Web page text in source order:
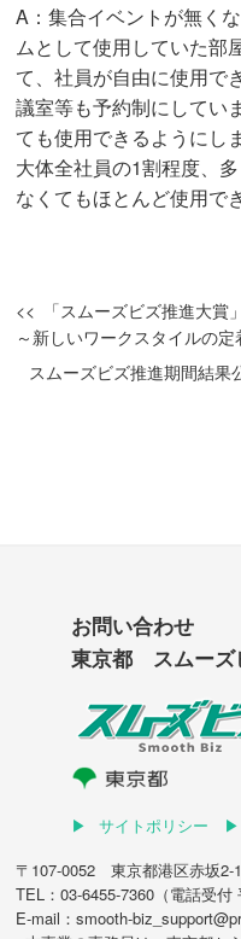
A：集合イベントが無く
ムとして使用していた部
て、社員が自由に使用で
議室等も予約制にしてい
ても使用できるようにし
大体全社員の1割程度、
なくてもほとんど使用で
「スムーズビズ推進大
～新しいワークスタイルの
スムーズビズ推進期間結果
お問い合わせ
東京都 スムーズ
サイトポリシー
〒107-0052 東京都港区赤坂2-
TEL：03-6455-7360（電話受付
E-mail：smooth-